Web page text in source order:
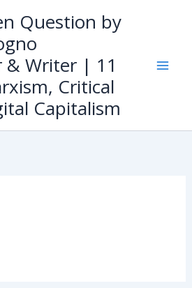
Question by
& Writer | 11
Critical
Capitalism